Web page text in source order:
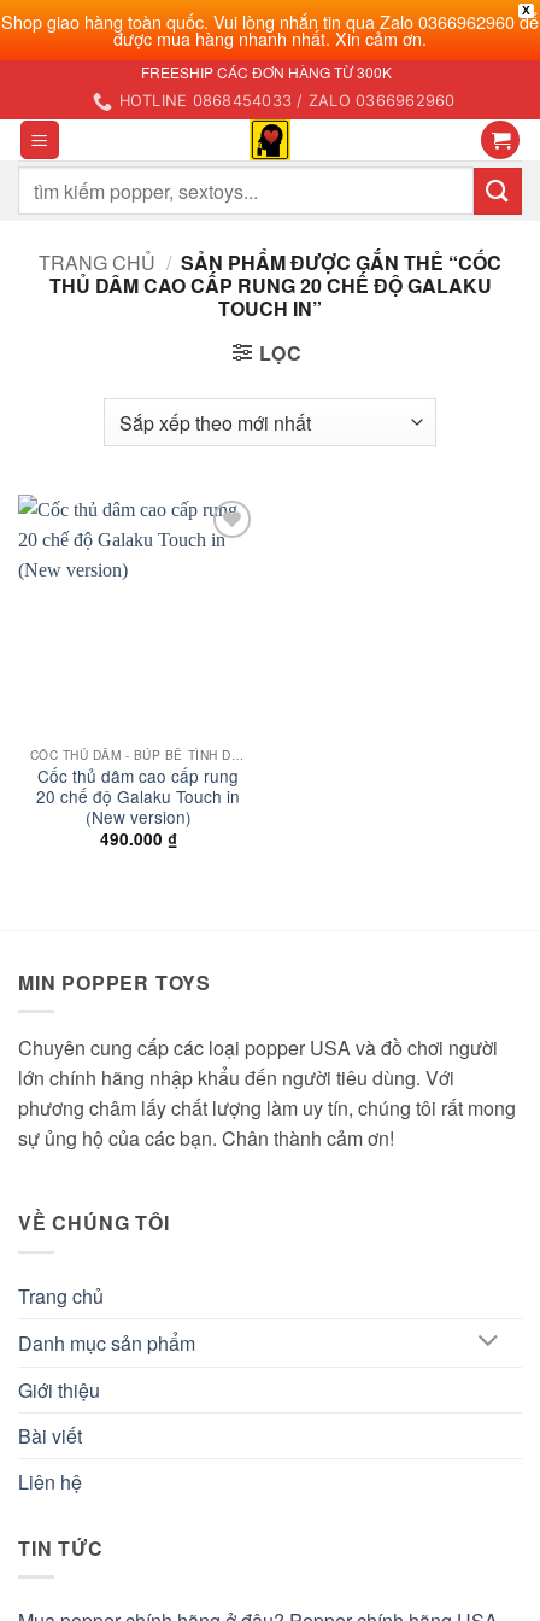
X
Shop giao hàng toàn quốc. Vui lòng nhắn tin qua Zalo 0366962960 để
được mua hàng nhanh nhất. Xin cảm ơn.
nội
dung
FREESHIP CÁC ĐƠN HÀNG TỪ 300K
HOTLINE 0868454033 / ZALO 0366962960
Tìm
kiếm:
TRANG CHỦ / SẢN PHẨM ĐƯỢC GẮN THẺ “CỐC
THỦ DÂM CAO CẤP RUNG 20 CHẾ ĐỘ GALAKU
TOUCH IN”
LỌC
CỐC THỦ DÂM - BÚP BÊ TÌNH DỤC
Cốc thủ dâm cao cấp rung
20 chế độ Galaku Touch in
(New version)
490.000 ₫
MIN POPPER TOYS
Chuyên cung cấp các loại popper USA và đồ chơi người
lớn chính hãng nhập khẩu đến người tiêu dùng. Với
phương châm lấy chất lượng làm uy tín, chúng tôi rất mong
sự ủng hộ của các bạn. Chân thành cảm ơn!
VỀ CHÚNG TÔI
Trang chủ
Danh mục sản phẩm
Giới thiệu
Bài viết
Liên hệ
TIN TỨC